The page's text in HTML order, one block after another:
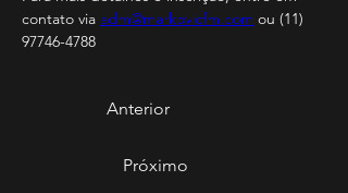
contato via adm@markovicfm.com ou (11)
97746-4788
Anterior
Próximo